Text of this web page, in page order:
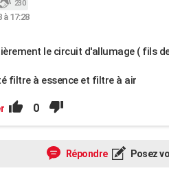
230
à 17:28
le circuit d'allumage ( fils
filtre à essence et filtre à air
0
Répondre Posez